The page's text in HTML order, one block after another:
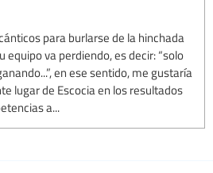
para burlarse de la hinchada
equipo va perdiendo, es decir: “solo
en ese sentido, me gustaría
lugar de Escocia en los resultados
a...